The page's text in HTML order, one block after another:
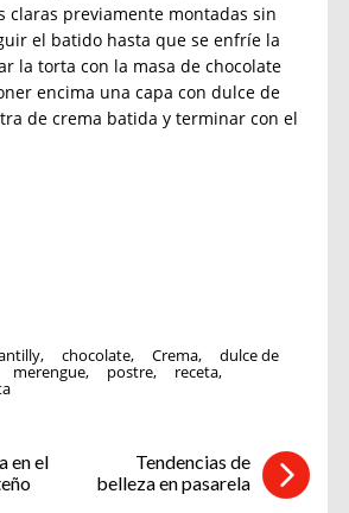
claras previamente montadas sin
el batido hasta que se enfríe la
la torta con la masa de chocolate
encima una capa con dulce de
de crema batida y terminar con el
, chocolate, Crema, dulce de
merengue, postre, receta,
en el
Tendencias de
belleza en pasarela